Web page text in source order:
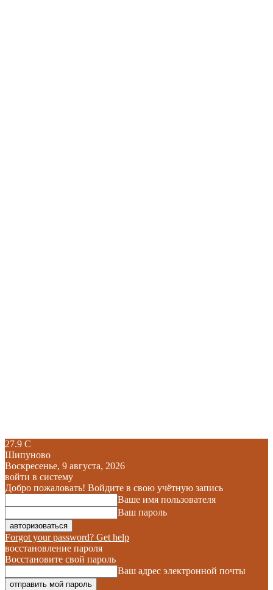
27.9 C
Шипуново
Воскресенье, 9 августа, 2026
войти в систему
Добро пожаловать! Войдите в свою учётную запись
Ваше имя пользователя
Ваш пароль
Forgot your password? Get help
восстановление пароля
Восстановите свой пароль
Ваш адрес электронной почты